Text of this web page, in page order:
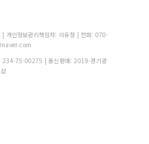
| 개인정보관리책임자: 이유정 | 전화: 070-
234-75-00275 | 통신판매: 2019-경기광